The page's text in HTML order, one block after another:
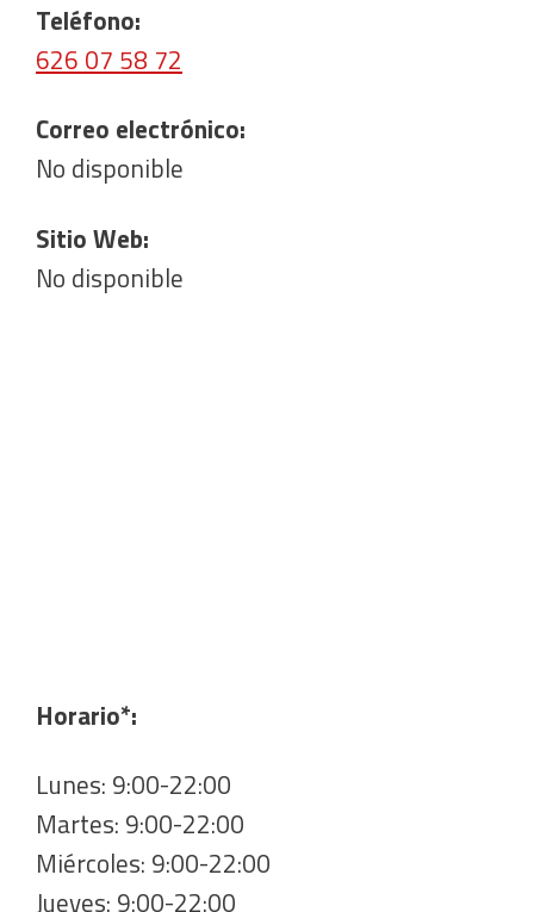
Teléfono:
626 07 58 72
Correo electrónico:
No disponible
Sitio Web:
No disponible
Horario*:
Lunes: 9:00-22:00
Martes: 9:00-22:00
Miércoles: 9:00-22:00
Jueves: 9:00-22:00